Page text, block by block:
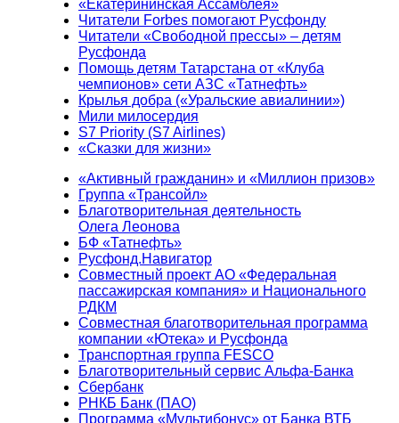
«Екатерининская Ассамблея»
Читатели Forbes помогают Русфонду
Читатели «Свободной прессы» – детям
Русфонда
Помощь детям Татарстана от «Клуба
чемпионов» сети АЗС «Татнефть»
Крылья добра («Уральские авиалинии»)
Мили милосердия
S7 Priority (S7 Airlines)
«Сказки для жизни»
«Активный гражданин» и «Миллион призов»
Группа «Трансойл»
Благотворительная деятельность
Олега Леонова
БФ «Татнефть»
Русфонд.Навигатор
Совместный проект АО «Федеральная
пассажирская компания» и Национального
РДКМ
Совместная благотворительная программа
компании «Ютека» и Русфонда
Транспортная группа FESCO
Благотворительный сервис Альфа-Банка
Сбербанк
РНКБ Банк (ПАО)
Программа «Мультибонус» от Банка ВТБ